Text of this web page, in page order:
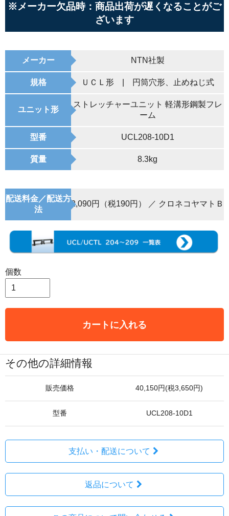
※メーカー欠品時：商品出荷が遅くなることがご
ざいます
メーカー NTN社製
規格 ＵＣＬ形 | 円筒穴形、止めねじ式
ユニット形
ストレッチャーユニット 軽溝形鋼製フレ
ーム
型番 UCL208-10D1
質量 8.3kg
配送料金／配送方
法
2,090円（税190円） ／ クロネコヤマトＢ
個数
カートに入れる
その他の詳細情報
販売価格 40,150円(税3,650円)
型番 UCL208-10D1
支払い・配送について
返品について